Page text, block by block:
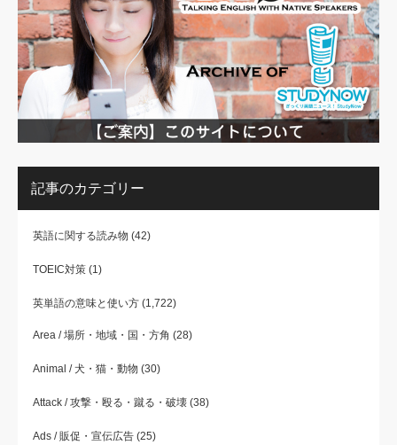
記事のカテゴリー
英語に関する読み物 (42)
TOEIC対策 (1)
英単語の意味と使い方 (1,722)
Area / 場所・地域・国・方角 (28)
Animal / 犬・猫・動物 (30)
Attack / 攻撃・殴る・蹴る・破壊 (38)
Ads / 販促・宣伝広告 (25)